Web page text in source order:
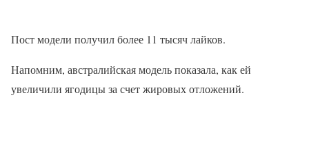
Пост модели получил более 11 тысяч лайков.
Напомним, австралийская модель показала, как ей
увеличили ягодицы за счет жировых отложений.